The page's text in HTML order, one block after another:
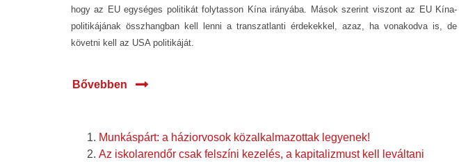
hogy az EU egységes politikát folytasson Kína irányába. Mások szerint viszont az EU Kína-
politikájának összhangban kell lenni a transzatlanti érdekekkel, azaz, ha vonakodva is, de
követni kell az USA politikáját.
Bővebben
Munkáspárt: a háziorvosok közalkalmazottak legyenek!
Az iskolarendőr csak felszíni kezelés, a kapitalizmust kell leváltani